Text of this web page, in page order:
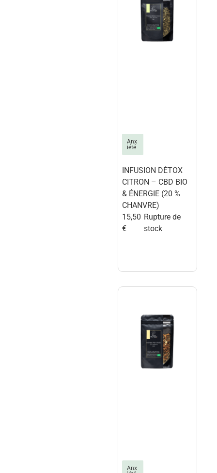
Anx
iété
INFUSION DÉTOX
CITRON – CBD BIO
& ÉNERGIE (20 %
CHANVRE)
15,50
€
Rupture de
stock
Anx